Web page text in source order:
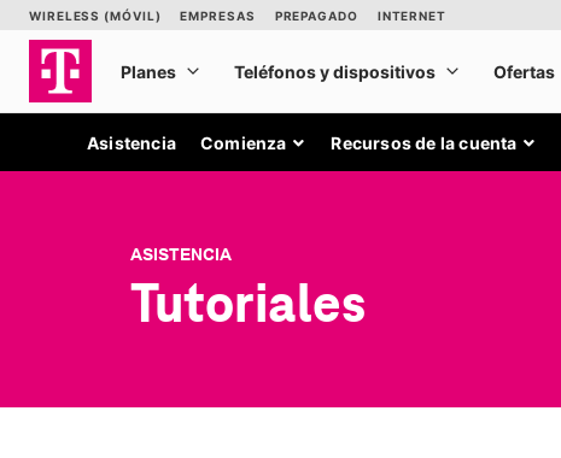
Asistencia Comienza Recursos de la cuenta
ASISTENCIA
Tutoriales